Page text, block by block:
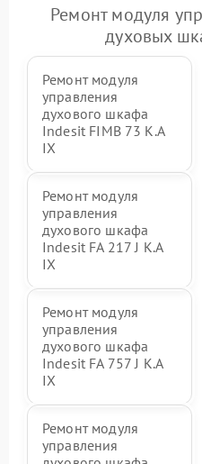
Ремонт модуля
духовых
Ремонт модуля
управления
духового шкафа
Indesit FIMB 73 K.A
IX
Ремонт модуля
управления
духового шкафа
Indesit FA 217 J K.A
IX
Ремонт модуля
управления
духового шкафа
Indesit FA 757 J K.A
IX
Ремонт модуля
управления